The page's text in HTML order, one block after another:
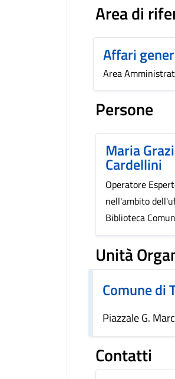
Area di
Affari
Area
Persone
Maria
Cardellini
Operatore
nell'ambito
Biblioteca
Unità
Comune di
Piazzale G.
Contatti